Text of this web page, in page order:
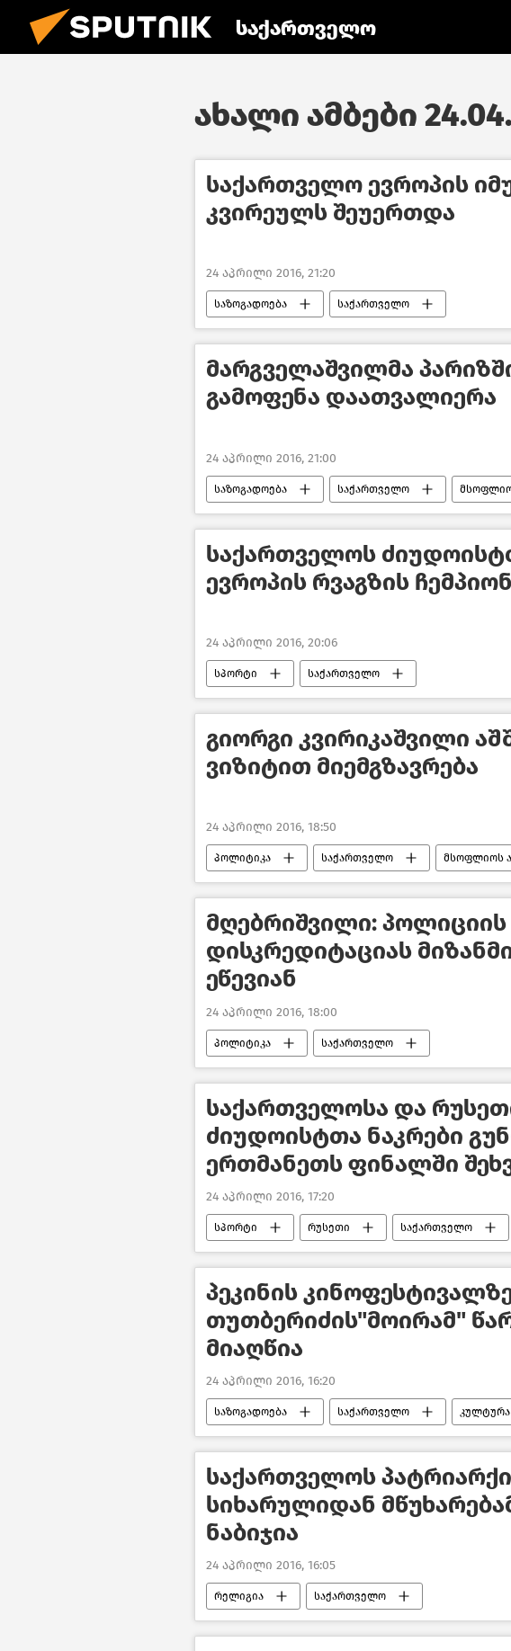
საქართველო
ახალი ამბები
საქართველო ევროპის
კვირეულს შეუერთდა
24 აპრილი 2016, 21:20
საზოგადოება საქართველო
მარგველაშვილმა
გამოფენა დაათვალიერა
24 აპრილი 2016, 21:00
საზოგადოება საქართველო
საქართველოს
ევროპის რვაგზის
24 აპრილი 2016, 20:06
სპორტი საქართველო
გიორგი კვირიკაშვილი
ვიზიტით მიემგზავრება
24 აპრილი 2016, 18:50
პოლიტიკა საქართველო მსოფლიოს
მღებრიშვილი: პოლიციის
დისკრედიტაციას
ეწევიან
24 აპრილი 2016, 18:00
პოლიტიკა საქართველო
საქართველოსა და
ძიუდოისტთა ნაკრები
ერთმანეთს ფინალში
24 აპრილი 2016, 17:20
სპორტი რუსეთი საქართველო
პეკინის
თუთბერიძის"მოირამ"
მიაღწია
24 აპრილი 2016, 16:20
საზოგადოება საქართველო
საქართველოს
სიხარულიდან
ნაბიჯია
24 აპრილი 2016, 16:05
რელიგია საქართველო